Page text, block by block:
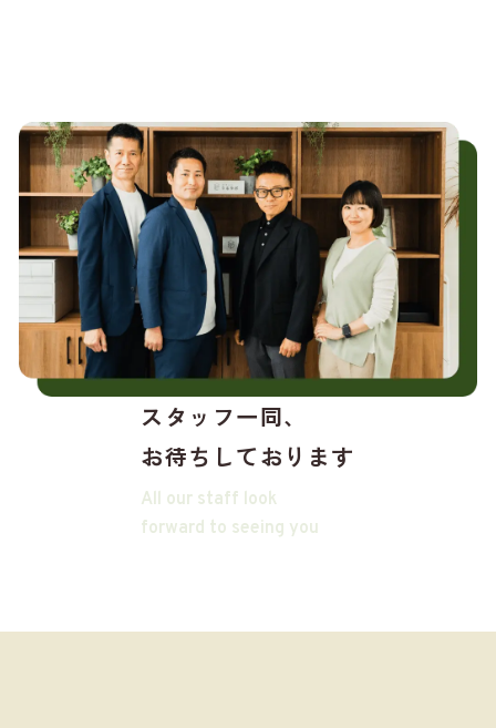
スタッフ一同、
お待ちしております
All our staff look
forward to seeing you